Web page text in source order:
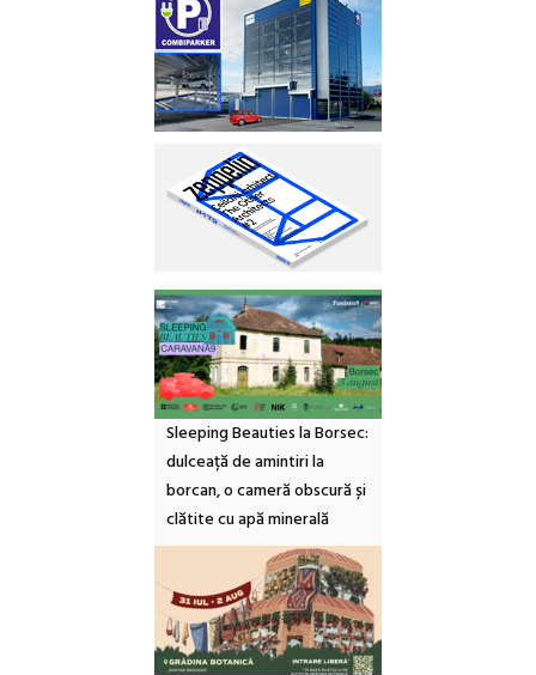
Sleeping Beauties la Borsec:
dulceață de amintiri la
borcan, o cameră obscură și
clătite cu apă minerală